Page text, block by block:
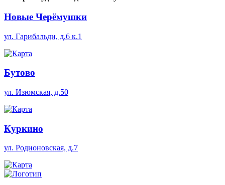
Новые Черёмушки
ул. Гарибальди, д.6 к.1
Бутово
ул. Изюмская, д.50
Куркино
ул. Родионовская, д.7